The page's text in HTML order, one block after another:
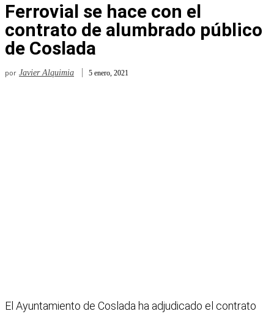
Ferrovial se hace con el
contrato de alumbrado público
de Coslada
por Javier Alquimia 5 enero, 2021
El Ayuntamiento de Coslada ha adjudicado el contrato